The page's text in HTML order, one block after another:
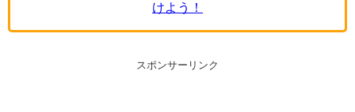
けよう！
スポンサーリンク